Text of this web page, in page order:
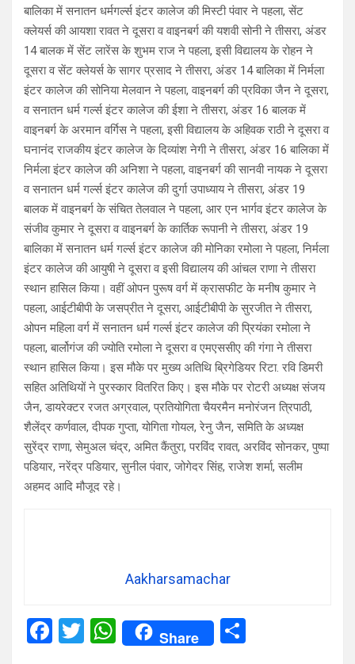
बालिका में सनातन धर्मगर्ल्स इंटर कालेज की मिस्टी पंवार ने पहला, सेंट
क्लेयर्स की आयशा रावत ने दूसरा व वाइनबर्ग की यशवी सोनी ने तीसरा, अंडर
14 बालक में सेंट लारेंस के शुभम राज ने पहला, इसी विद्यालय के रोहन ने
दूसरा व सेंट क्लेयर्स के सागर प्रसाद ने तीसरा, अंडर 14 बालिका में निर्मला
इंटर कालेज की सोनिया मेलवान ने पहला, वाइनबर्ग की प्रविका जैन ने दूसरा,
व सनातन धर्म गर्ल्स इंटर कालेज की ईशा ने तीसरा, अंडर 16 बालक में
वाइनबर्ग के अरमान वर्गिस ने पहला, इसी विद्यालय के अहिवक राठी ने दूसरा व
घनानंद राजकीय इंटर कालेज के दिव्यांश नेगी ने तीसरा, अंडर 16 बालिका में
निर्मला इंटर कालेज की अनिशा ने पहला, वाइनबर्ग की सानवी नायक ने दूसरा
व सनातन धर्म गर्ल्स इंटर कालेज की दुर्गा उपाध्याय ने तीसरा, अंडर 19
बालक में वाइनबर्ग के संचित तेलवाल ने पहला, आर एन भार्गव इंटर कालेज के
संजीव कुमार ने दूसरा व वाइनबर्ग के कार्तिक रूपानी ने तीसरा, अंडर 19
बालिका में सनातन धर्म गर्ल्स इंटर कालेज की मोनिका रमोला ने पहला, निर्मला
इंटर कालेज की आयुषी ने दूसरा व इसी विद्यालय की आंचल राणा ने तीसरा
स्थान हासिल किया। वहीं ओपन पुरूष वर्ग में क्रासफीट के मनीष कुमार ने
पहला, आईटीबीपी के जसप्रीत ने दूसरा, आईटीबीपी के सुरजीत ने तीसरा,
ओपन महिला वर्ग में सनातन धर्म गर्ल्स इंटर कालेज की प्रियंका रमोला ने
पहला, बार्लोगंज की ज्योति रमोला ने दूसरा व एमएससीए की गंगा ने तीसरा
स्थान हासिल किया। इस मौके पर मुख्य अतिथि ब्रिगेडियर रिटा. रवि डिमरी
सहित अतिथियों ने पुरस्कार वितरित किए। इस मौके पर रोटरी अध्यक्ष संजय
जैन, डायरेक्टर रजत अग्रवाल, प्रतियोगिता चैयरमैन मनोरंजन त्रिपाठी,
शैलेंद्र कर्णवाल, दीपक गुप्ता, योगिता गोयल, रेनु जैन, समिति के अध्यक्ष
सुरेंद्र राणा, सेमुअल चंद्र, अमित कैंतुरा, परविंद रावत, अरविंद सोनकर, पुष्पा
पडियार, नरेंद्र पडियार, सुनील पंवार, जोगेदर सिंह, राजेश शर्मा, सलीम
अहमद आदि मौजूद रहे।
Aakharsamachar
F
T
W
h
Share